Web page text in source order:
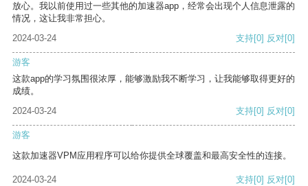
放心。我以前使用过一些其他的加速器app，经常会出现个人信息泄露的
情况，这让我非常担心。
2024-03-24
支持[0] 反对[0]
游客
这款app的学习氛围很浓厚，能够激励我不断学习，让我能够取得更好的
成绩。
2024-03-24
支持[0] 反对[0]
游客
这款加速器VPM应用程序可以给你提供全球覆盖和最高安全性的连接。
2024-03-24 支持[0] 反对[0]